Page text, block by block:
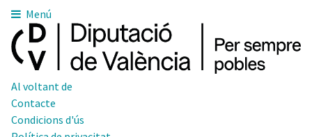
Menú
Al voltant de
Contacte
Condicions d'ús